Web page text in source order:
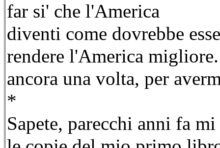
far si' che l'America
diventi come dovrebbe
rendere l'America
ancora una volta, per
*
Sapete, parecchi anni fa